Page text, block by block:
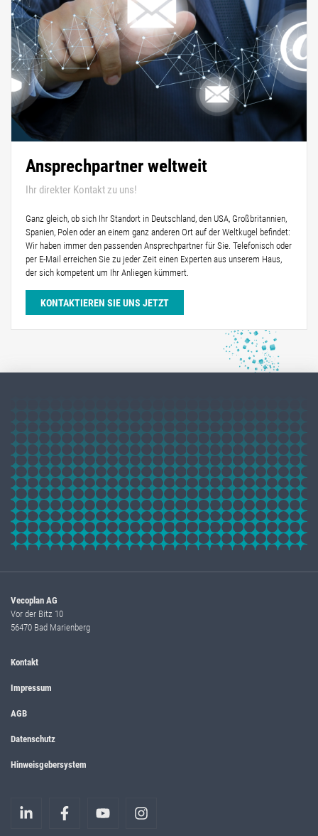
Ansprechpartner weltweit
Ihr direkter Kontakt zu uns!
Ganz gleich, ob sich Ihr Standort in Deutschland, den USA, Großbritannien,
Spanien, Polen oder an einem ganz anderen Ort auf der Weltkugel befindet:
Wir haben immer den passenden Ansprechpartner für Sie. Telefonisch oder
per E-Mail erreichen Sie zu jeder Zeit einen Experten aus unserem Haus,
der sich kompetent um Ihr Anliegen kümmert.
KONTAKTIEREN SIE UNS JETZT
Vecoplan AG
Vor der Bitz 10
56470 Bad Marienberg
Kontakt
Impressum
AGB
Datenschutz
Hinweisgebersystem